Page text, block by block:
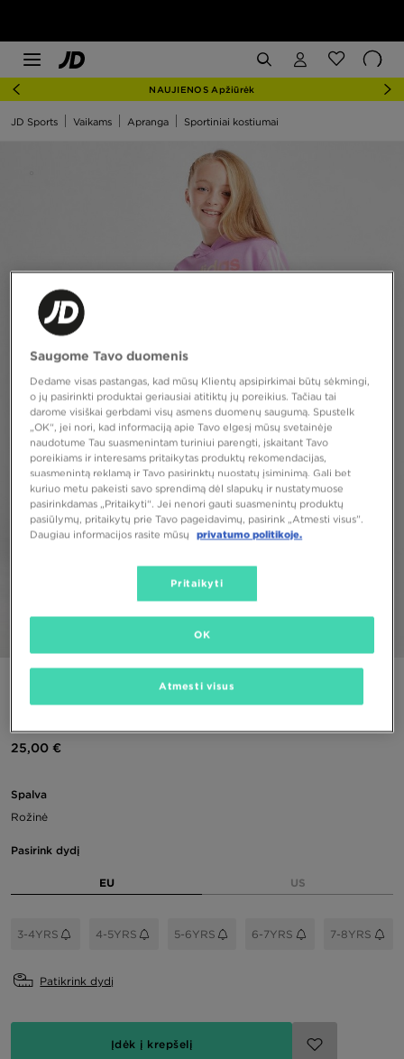
NAUJIENOS Apžiūrėk
JD Sports Vaikams Apranga Sportiniai kostiumai
ADIDAS KOMPLEKTAS (G)LIN GLS CRP HD/LG ST
25,00 €
Spalva
Rožinė
Pasirink dydį
EU US
3-4YRS 4-5YRS 5-6YRS 6-7YRS 7-8YRS
Patikrink dydį
Įdėk į krepšelį
Saugome Tavo duomenis
Dedame visas pastangas, kad mūsų Klientų apsipirkimai būtų sėkmingi,
o jų pasirinkti produktai geriausiai atitiktų jų poreikius. Tačiau tai
darome visiškai gerbdami visų asmens duomenų saugumą. Spustelk
„OK“, jei nori, kad informaciją apie Tavo elgesį mūsų svetainėje
naudotume Tau suasmenintam turiniui parengti, įskaitant Tavo
poreikiams ir interesams pritaikytas produktų rekomendacijas,
suasmenintą reklamą ir Tavo pasirinktų nuostatų įsiminimą. Gali bet
kuriuo metu pakeisti savo sprendimą dėl slapukų ir nustatymuose
pasirinkdamas „Pritaikyti“. Jei nenori gauti suasmenintų produktų
pasiūlymų, pritaikytų prie Tavo pageidavimų, pasirink „Atmesti visus”.
Daugiau informacijos rasite mūsų
privatumo politikoje.
Pritaikyti
Atmesti visus
OK